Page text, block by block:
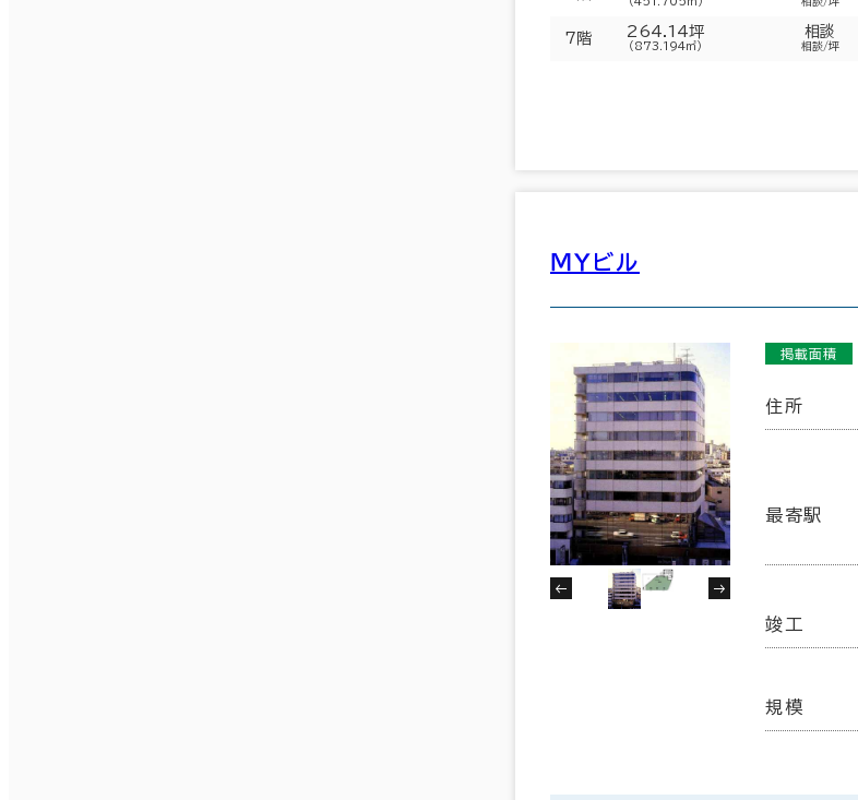
7階 264.14坪
（873.194㎡）
相談
相談/坪
ＭＹビル
掲載面積
住所
最寄駅
竣工
規模